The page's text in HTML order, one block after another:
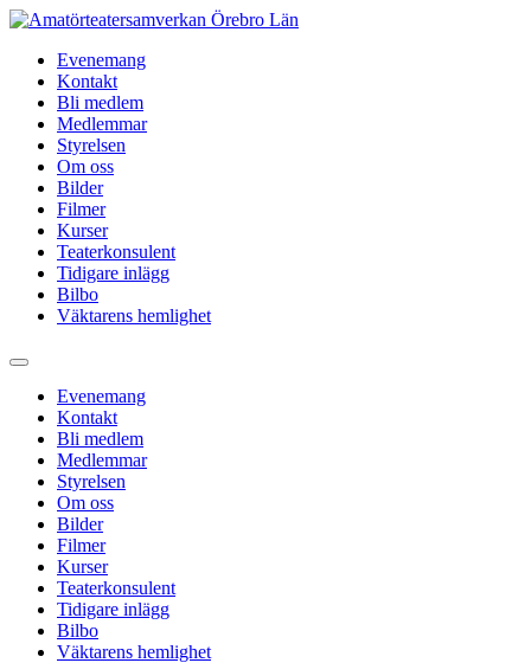
Hoppa
innehållEvenemang
Kontakt
Bli medlem
Medlemmar
Styrelsen
Om oss
Bilder
Filmer
Kurser
Teaterkonsulent
Tidigare inlägg
Bilbo
Väktarens hemlighet
Evenemang
Kontakt
Bli medlem
Medlemmar
Styrelsen
Om oss
Bilder
Filmer
Kurser
Teaterkonsulent
Tidigare inlägg
Bilbo
Väktarens hemlighet